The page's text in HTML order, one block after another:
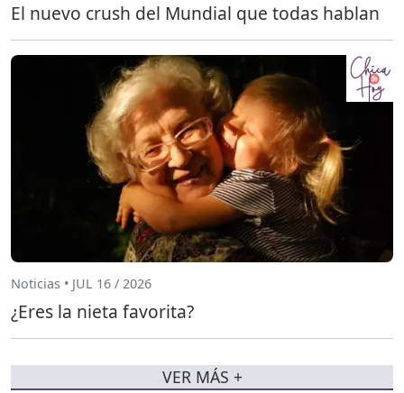
El nuevo crush del Mundial que todas hablan
Noticias • JUL 16 / 2026
¿Eres la nieta favorita?
VER MÁS +